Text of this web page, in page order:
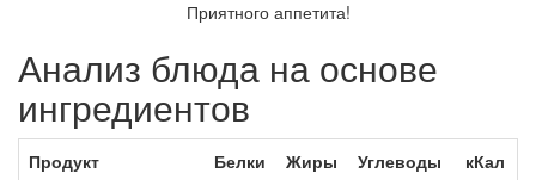
Приятного аппетита!
Анализ блюда на основе
ингредиентов
Продукт Белки Жиры Углеводы
кКал